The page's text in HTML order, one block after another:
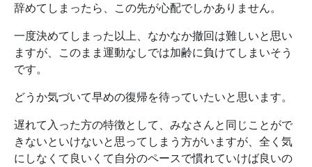
辞めてしまったら、この先が心配でしかありません。
一度決めてしまった以上、なかなか撤回は難しいと思い
ますが、このまま運動なしでは加齢に負けてしまいそう
です。
どうか気づいて早めの復帰を待っていたいと思います。
遅れて入った方の特徴として、みなさんと同じことがで
きないといけないと思ってしまう方がいますが、全く気
にしなくて良いくて自分のペースで慣れていけば良いの